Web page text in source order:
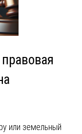
или земельный